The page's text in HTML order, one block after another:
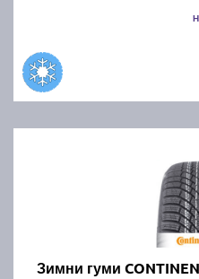
Зимни гуми